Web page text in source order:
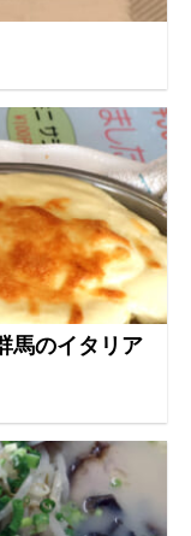
馬のイタリア